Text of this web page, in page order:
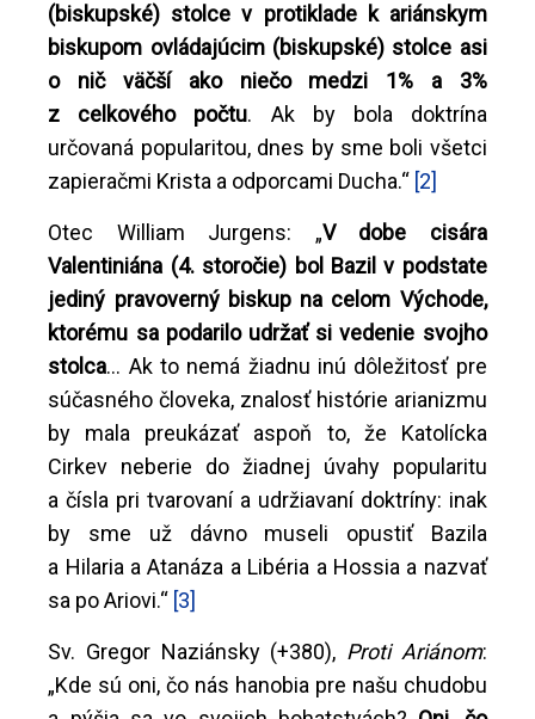
(biskupské) stolce v protiklade k ariánskym
biskupom ovládajúcim (biskupské) stolce asi
o nič väčší ako niečo medzi 1% a 3%
z celkového počtu. Ak by bola doktrína
určovaná popularitou, dnes by sme boli všetci
zapieračmi Krista a odporcami Ducha.“ [2]
Otec William Jurgens: „V dobe cisára
Valentiniána (4. storočie) bol Bazil v podstate
jediný pravoverný biskup na celom Východe,
ktorému sa podarilo udržať si vedenie svojho
stolca... Ak to nemá žiadnu inú dôležitosť pre
súčasného človeka, znalosť histórie arianizmu
by mala preukázať aspoň to, že Katolícka
Cirkev neberie do žiadnej úvahy popularitu
a čísla pri tvarovaní a udržiavaní doktríny: inak
by sme už dávno museli opustiť Bazila
a Hilaria a Atanáza a Libéria a Hossia a nazvať
sa po Ariovi.“ [3]
Sv. Gregor Naziánsky (+380), Proti Ariánom:
„Kde sú oni, čo nás hanobia pre našu chudobu